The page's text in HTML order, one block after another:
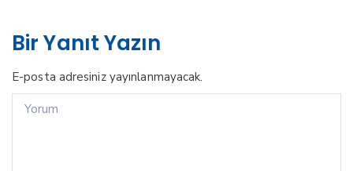
Bir Yanıt Yazın
E-posta adresiniz yayınlanmayacak.